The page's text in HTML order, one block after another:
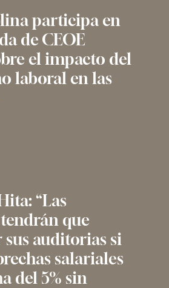
participa en
de CEOE
el impacto del
laboral en las
“Las
que
auditorias si
salariales
del 5% sin